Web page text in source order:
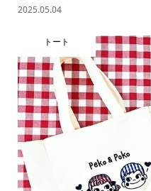
2025.05.04
トート